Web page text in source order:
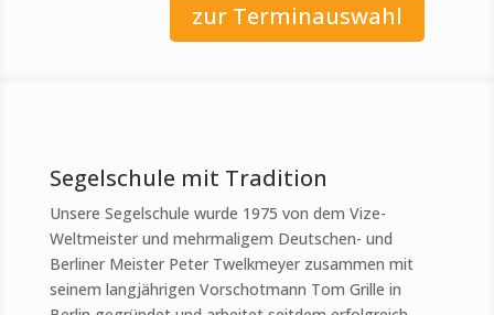
zur Terminauswahl
Segelschule mit Tradition
Unsere Segelschule wurde 1975 von dem Vize-
Weltmeister und mehrmaligem Deutschen- und
Berliner Meister Peter Twelkmeyer zusammen mit
seinem langjährigen Vorschotmann Tom Grille in